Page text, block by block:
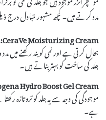
مدد کرتے ہیں۔ کچھ مشہور متبادل درج
CeraVe Moisturizing Cream:
بحال کرتی ہے اور نمی کو بند رکھنے میں
جلد کی ساخت کو بہتر بناتے ہیں۔
Hydro Boost Gel Cream:
موجودگی کی وجہ سے یہ جلد کو تروتازہ
ہے۔